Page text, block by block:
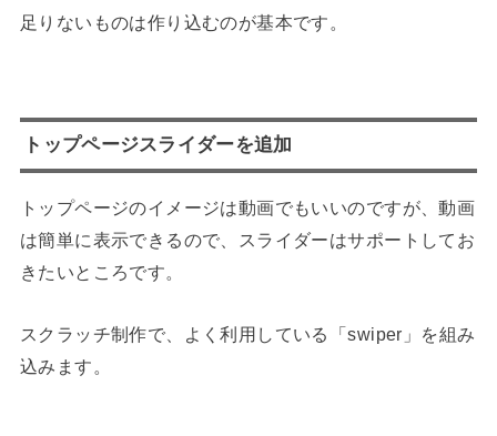
足りないものは作り込むのが基本です。
トップページスライダーを追加
トップページのイメージは動画でもいいのですが、動画
は簡単に表示できるので、スライダーはサポートしてお
きたいところです。
スクラッチ制作で、よく利用している「swiper」を組み
込みます。